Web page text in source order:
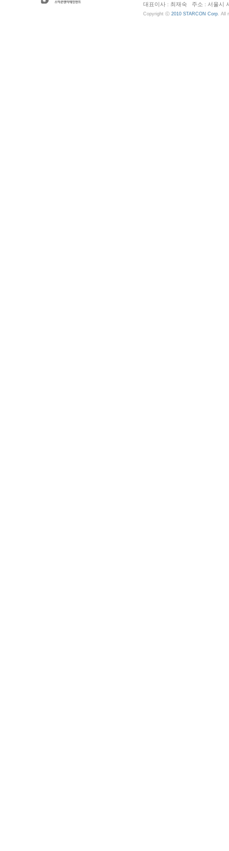
대표이사 : 최재숙 주소 : 서울시
Copyright ⓒ 2010 STARCON Corp. All